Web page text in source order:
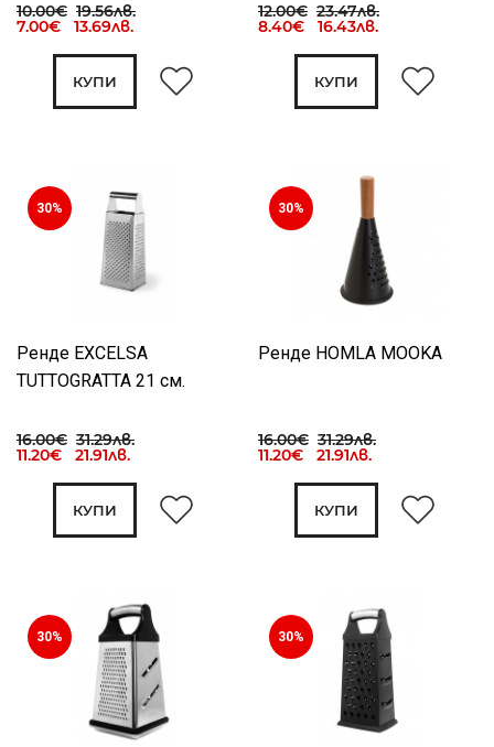
10.00€ 19.56лв.
7.00€ 13.69лв.
КУПИ
12.00€ 23.47лв.
8.40€ 16.43лв.
КУПИ
30%
Ренде EXCELSA
TUTTOGRATTA 21 см.
16.00€ 31.29лв.
11.20€ 21.91лв.
КУПИ
30%
Ренде HOMLA MOOKA
16.00€ 31.29лв.
11.20€ 21.91лв.
КУПИ
30% 30%